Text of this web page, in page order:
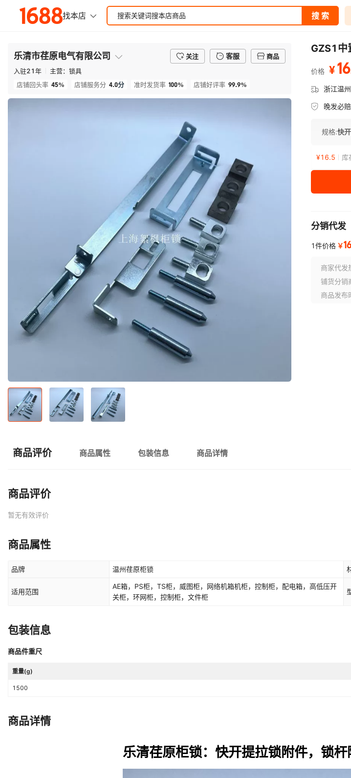
乐清市荏原电气有限公司 关注 客服
商品
入驻21年 主营： 锁具
店铺回头率 45% 店铺服务分 4.0分 准时发货率 100% 店铺好评率 99.9%
GZS1中
价格 ¥16
浙江温州
晚发必赔
规格:快
¥16.5 库
分销代发
1件价格 ￥
商家代发
铺货分销
商品发布
商品评价 商品属性 包装信息 商品详情
商品评价
暂无有效评价
商品属性
品牌 温州荏原柜锁
适用范围
AE箱，PS柜，TS柜，威图柜，网络机箱机柜，控制柜，配电箱，高低压开
关柜，环网柜，控制柜，文件柜
包装信息
商品件重尺
重量(g)
1500
商品详情